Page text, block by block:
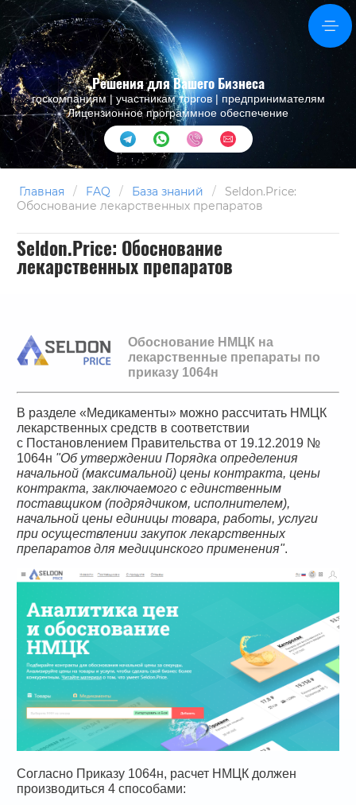
Решения для Вашего Бизнеса
госкомпаниям | участникам торгов | предпринимателям
Лицензионное программное обеспечение
Главная / FAQ / База знаний /
Seldon.Price:
Обоснование лекарственных препаратов
Seldon.Price: Обоснование
лекарственных препаратов
Обоснование НМЦК на
лекарственные препараты по
приказу 1064н
В разделе «Медикаменты» можно рассчитать НМЦК
лекарственных средств в соответствии
с Постановлением Правительства от 19.12.2019 №
1064н "Об утверждении Порядка определения
начальной (максимальной) цены контракта, цены
контракта, заключаемого с единственным
поставщиком (подрядчиком, исполнителем),
начальной цены единицы товара, работы, услуги
при осуществлении закупок лекарственных
препаратов для медицинского применения".
Согласно Приказу 1064н, расчет НМЦК должен
производиться 4 способами: